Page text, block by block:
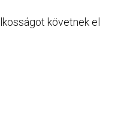
követnek el